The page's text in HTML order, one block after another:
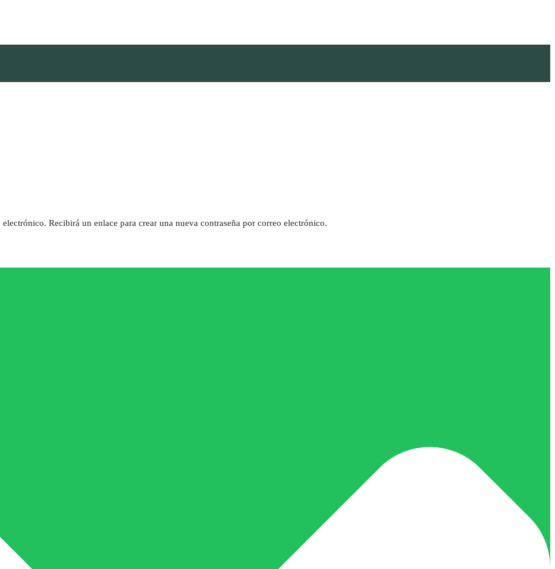
Recibirá un enlace para crear una nueva contraseña por correo electrónico.